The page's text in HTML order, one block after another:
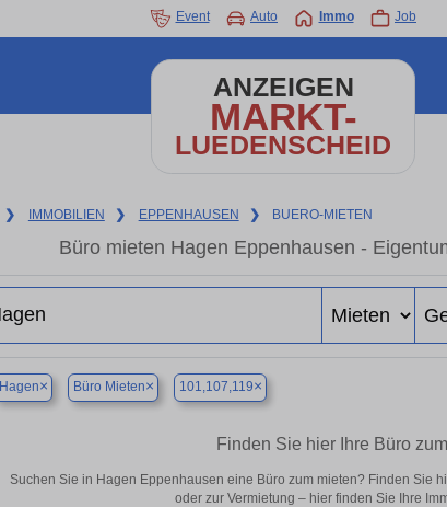
Event Auto Immo Job
ANZEIGEN
MARKT-
LUEDENSCHEID
❯ IMMOBILIEN ❯ EPPENHAUSEN ❯ BUERO-MIETEN
Büro mieten Hagen Eppenhausen -
Hagen× Büro Mieten× 101,107,119×
Finden Sie hier Ihre Büro
Suchen Sie in Hagen Eppenhausen eine Büro zum mieten? Finden Sie
oder zur Vermietung – hier finden Sie Ihre